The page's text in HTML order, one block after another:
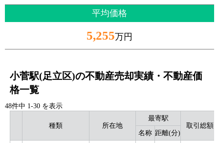
平均価格
5,255万円
小菅駅(足立区)の不動産売却実績・不動産価
格一覧
48件中 1-30 を表示
種類 所在地
最寄駅
取引総額
名称 距離(分)